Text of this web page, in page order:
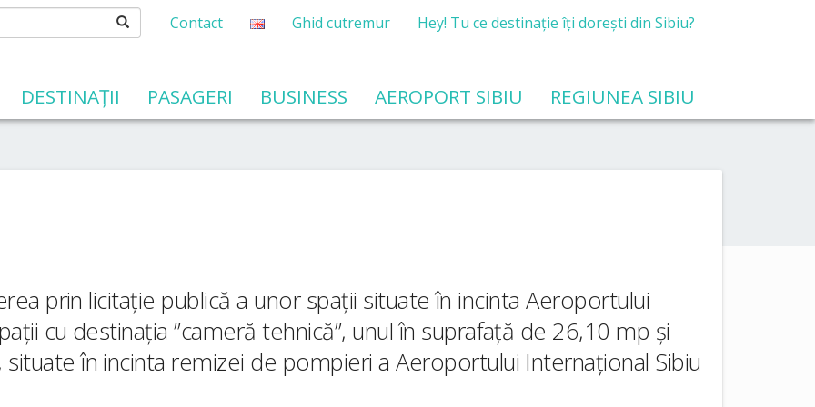
Ghid cutremur Hey! Tu ce destinație îți dorești din Sibiu?
Contact
DESTINAȚII PASAGERI BUSINESS AEROPORT SIBIU REGIUNEA SIBIU
prin licitație publică a unor spații situate în incinta Aeroportului
cu destinația ”cameră tehnică”, unul în suprafață de 26,10 mp și
în incinta remizei de pompieri a Aeroportului Internațional Sibiu